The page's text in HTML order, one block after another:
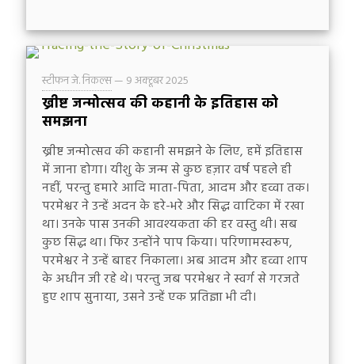
स्टीफन जे. निकल्स— 9 अक्टूबर 2025
ख्रीष्ट जन्मोत्सव की कहानी के इतिहास को
समझना
ख्रीष्ट जन्मोत्सव की कहानी समझने के लिए, हमें इतिहास
में जाना होगा। यीशु के जन्म से कुछ हज़ार वर्ष पहले ही
नहीं, परन्तु हमारे आदि माता-पिता, आदम और हव्वा तक।
परमेश्वर ने उन्हें अदन के हरे-भरे और सिद्ध वाटिका में रखा
था। उनके पास उनकी आवश्यकता की हर वस्तु थी। सब
कुछ सिद्ध था। फिर उन्होंने पाप किया। परिणामस्वरूप,
परमेश्वर ने उन्हें बाहर निकाला। अब आदम और हव्वा शाप
के अधीन जी रहे थे। परन्तु जब परमेश्वर ने स्वर्ग से गरजते
हुए शाप सुनाया, उसने उन्हें एक प्रतिज्ञा भी दी।